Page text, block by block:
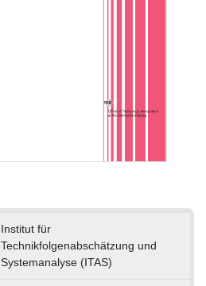
Institut für
Technikfolgenabschätzung und
Systemanalyse (ITAS)